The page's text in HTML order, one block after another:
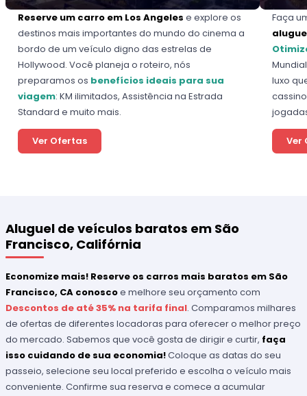
Reserve um carro em Los Angeles e explore os
destinos mais importantes do mundo do cinema a
bordo de um veículo digno das estrelas de
Hollywood. Você planeja o roteiro, nós
preparamos os benefícios ideais para sua
viagem: KM ilimitados, Assistência na Estrada
Standard e muito mais.
Ver Ofertas
Faça
luxo
Ver
Aluguel de veículos baratos em São
Francisco, Califórnia
Economize mais! Reserve os carros mais baratos em São
Francisco, CA conoscoe melhore seu orçamento com
Descontos de até 35% na tarifa final. Comparamos milhares
de ofertas de diferentes locadoras para oferecer o melhor preço
do mercado. Sabemos que você gosta de dirigir e curtir, faça
isso cuidando de sua economia!Coloque as datas do seu
passeio, selecione seu local preferido e escolha o veículo mais
conveniente. Confirme sua reserva e comece a acumular